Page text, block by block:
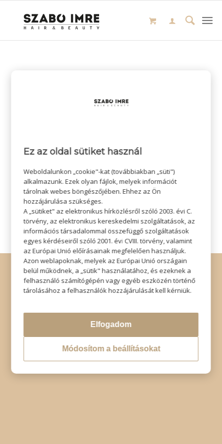
© Copyright - Szabó Imre Hair & Beauty
Impresszum| Adatkezelési tájékoztató Elállás
Ez az oldal sütiket használ
Weboldalunkon „cookie"-kat (továbbiakban „süti")
alkalmazunk. Ezek olyan fájlok, melyek információt
tárolnak webes böngészőjében. Ehhez az Ön
hozzájárulása szükséges.
A „sütiket" az elektronikus hírközlésről szóló 2003. évi C.
törvény, az elektronikus kereskedelmi szolgáltatások, az
információs társadalommal összefüggő szolgáltatások
egyes kérdéseiről szóló 2001. évi CVIII. törvény, valamint
az Európai Unió előírásainak megfelelően használjuk.
Azon weblapoknak, melyek az Európai Unió országain
belül működnek, a „sütik" használatához, és ezeknek a
felhasználó számítógépén vagy egyéb eszközén történő
tárolásához a felhasználók hozzájárulását kell kérniük.
Elfogadom
Módosítom a beállításokat